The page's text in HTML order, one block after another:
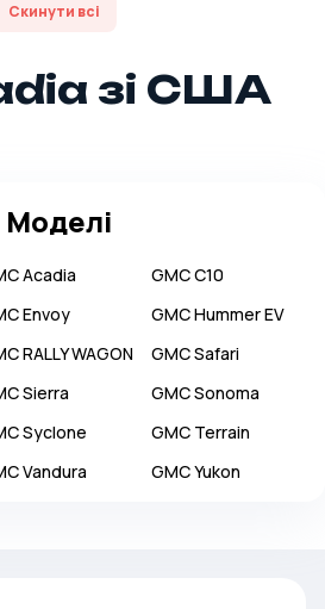
Скинути всі
зі США
Моделі
Acadia GMCC10
Envoy GMCHummer EV
RALLY WAGON GMCSafari
Sierra GMCSonoma
Syclone GMC Terrain
Vandura GMCYukon